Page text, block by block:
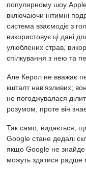
популярному шоу
включаючи інтимні
система взаємодіє з
використовує ці дані
улюблених страв,
спілкування з нею та
Але Керол не вважає
кшталт нав'язливих;
не погоджувалася
розумом, проте він
Так само, видається,
Google стане дедалі
якщо Google не знайде
можуть здатися